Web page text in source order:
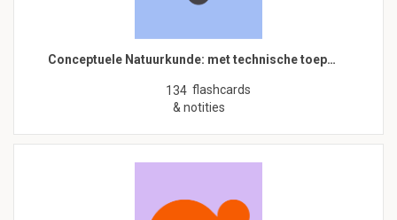
Conceptuele Natuurkunde: met technische toep…
134 flashcards
& notities